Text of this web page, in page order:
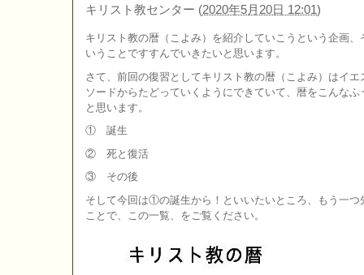
キリスト教センター (2020年5月20日 12:01)
キリスト教の暦（こよみ）を紹介していこうという企画
いうことですすんでいきたいと思います。
さて、前回の復習としてキリスト教の暦（こよみ）はイ
ソードからたどっていくようにできていて、暦をこんな
と思います。
① 誕生
② 死と復活
③ その後
そして今回は①の誕生から！といいたいところ、もう一
ことで、この一覧、をご覧ください。